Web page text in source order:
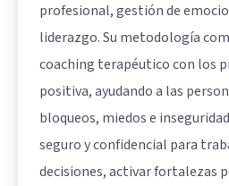
profesional, gestión de
liderazgo. Su metodología
coaching terapéutico con los
positiva, ayudando a las
bloqueos, miedos e
seguro y confidencial para
decisiones, activar fortalezas